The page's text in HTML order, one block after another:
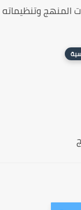
المنهج وتنظيماته